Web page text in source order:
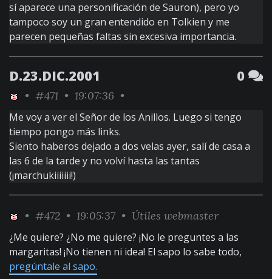
sí aparece una personificación de Sauron), pero yo
tampoco soy un gran entendido en Tolkien y me
parecen pequeñas faltas sin excesiva importancia.
D.23.DIC.2001 0
• #471 • 19:07:36 •
Me voy a ver el Señor de los Anillos. Luego si tengo
tiempo pongo más links.
Siento haberos dejado a dos velas ayer, salí de casa a
las 6 de la tarde y no volví hasta las tantas
(¡marchukiiiiiii!)
• #472 • 19:05:37 • Útiles webmaster
¿Me quiere? ¿No me quiere? ¡No le preguntes a las
margaritas! ¡No tienen ni idea! El sapo lo sabe todo,
pregúntale al sapo.